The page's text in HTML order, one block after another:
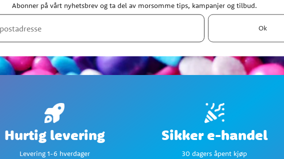
Abonner på vårt nyhetsbrev og ta del av morsomme tips, kampanjer og tilbud.
Ok
Hurtig levering
Levering 1-6 hverdager
Sikker e-handel
30 dagers åpent kjøp